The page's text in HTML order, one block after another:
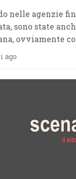
nelle agenzie
sono state
ovviamente
ago